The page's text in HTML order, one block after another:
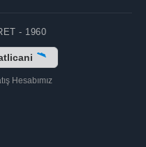
- 1960
Hesabımız